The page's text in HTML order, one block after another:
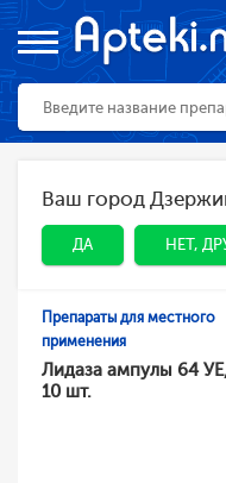
ДА НЕТ,
Ваш город
ДА НЕТ,
Препараты для местного
применения
Лидаза ампулы 64
10 шт.